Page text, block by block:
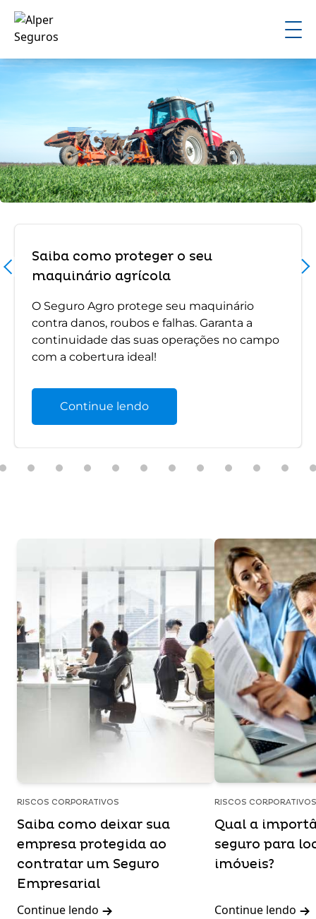
Saiba como proteger o seu
maquinário agrícola
O Seguro Agro protege seu maquinário
contra danos, roubos e falhas. Garanta a
continuidade das suas operações no campo
com a cobertura ideal!
Continue lendo
RISCOS CORPORATIVOS
Saiba como deixar sua
empresa protegida ao
contratar um Seguro
Empresarial
Continue lendo
RISCOS CORPORATIVOS
Qual a
seguro para
imóveis?
Continue lendo